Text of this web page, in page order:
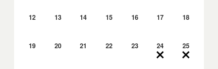
12 13 14 15 16 17 18
19 20 21 22 23 24 25